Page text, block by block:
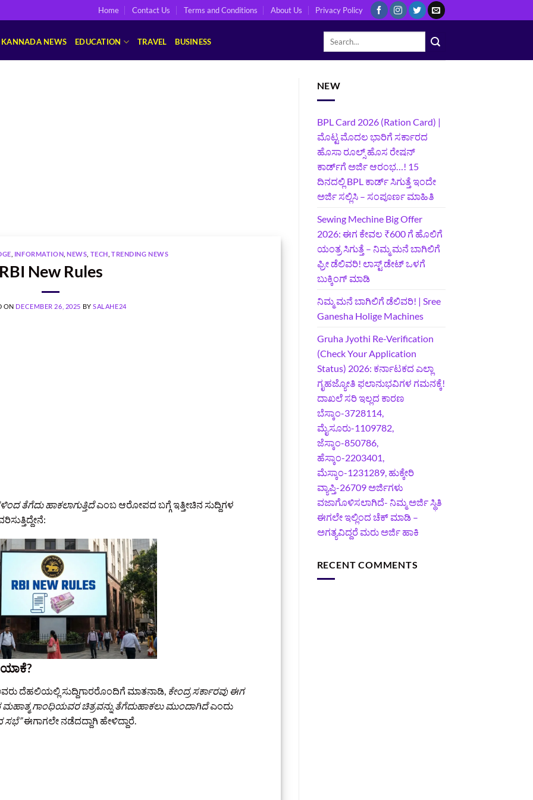
Home Contact Us Terms and Conditions About Us Privacy Policy
KANNADA NEWS EDUCATION TRAVEL BUSINESS
INFORMATION ,NEWS TECH TRENDING NEWS
New Rules
ON DECEMBER 26, 2025 BYSALAHE24
ತೆಗೆದು ಹಾಕಲಾಗುತ್ತಿದೆಎಂಬ ಆರೋಪದ ಬಗ್ಗೆ ಇತ್ತೀಚಿನ ಸುದ್ದಿಗಳ
ದೆಹಲಿಯಲ್ಲಿ ಸುದ್ದಿಗಾರರೊಂದಿಗೆ ಮಾತನಾಡಿ, ಕೇಂದ್ರ ಸರ್ಕಾರವು ಈಗ
ಗಾಂಧಿಯವರ ಚಿತ್ರವನ್ನು ತೆಗೆದುಹಾಕಲು ಮುಂದಾಗಿದೆಎಂದು
ಸಭೆ”ಈಗಾಗಲೇ ನಡೆದದ್ದಾಗಿ ಹೇಳಿದ್ದಾರೆ.
NEW
BPL Card 2026 (Ration Card) |
ಮೊಟ್ಟ ಮೊದಲ ಭಾರಿಗೆ ಸರ್ಕಾರದ
ಹೊಸಾ ರೂಲ್ಸ್ ಹೊಸ ರೇಷನ್
ಕಾರ್ಡ್‌ಗೆ ಅರ್ಜಿ ಆರಂಭ…! 15
ದಿನದಲ್ಲಿ BPL ಕಾರ್ಡ್ ಸಿಗುತ್ತೆ ಇಂದೇ
ಅರ್ಜಿ ಸಲ್ಲಿಸಿ – ಸಂಪೂರ್ಣ ಮಾಹಿತಿ
Sewing Mechine Big Offer
2026: ಈಗ ಕೇವಲ ₹600 ಗೆ ಹೊಲಿಗೆ
ಯಂತ್ರ ಸಿಗುತ್ತೆ – ನಿಮ್ಮ ಮನೆ ಬಾಗಿಲಿಗೆ‍
ಫ್ರೀ ಡೆಲಿವರಿ! ಲಾಸ್ಟ್‌ ಡೇಟ್‌ ಒಳಗೆ
ಬುಕ್ಕಿಂಗ್‌ ಮಾಡಿ
ನಿಮ್ಮ ಮನೆ ಬಾಗಿಲಿಗೆ ಡೆಲಿವರಿ! | Sree
Ganesha Holige Machines
Gruha Jyothi Re-Verification
(Check Your Application
Status) 2026: ಕರ್ನಾಟಕದ ಎಲ್ಲಾ
ಗೃಹಜ್ಯೋತಿ ಫಲಾನುಭವಿಗಳ ಗಮನಕ್ಕೆ!
ದಾಖಲೆ ಸರಿ ಇಲ್ಲದ ಕಾರಣ
ಬೆಸ್ಕಾಂ-3728114,
ಮೈಸೂರು-1109782,
ಜೆಸ್ಕಾಂ-850786,
ಹೆಸ್ಕಾಂ-2203401,
ಮೆಸ್ಕಾಂ-1231289, ಹುಕ್ಕೇರಿ
ವ್ಯಾಪ್ತಿ-26709 ಅರ್ಜಿಗಳು
ವಜಾಗೊಳಿಸಲಾಗಿದೆ- ನಿಮ್ಮ ಅರ್ಜಿ ಸ್ಥಿತಿ
ಈಗಲೇ ಇಲ್ಲಿಂದ ಚೆಕ್ ಮಾಡಿ –
ಅಗತ್ಯವಿದ್ದರೆ ಮರು ಅರ್ಜಿ ಹಾಕಿ
RECENT COMMENTS